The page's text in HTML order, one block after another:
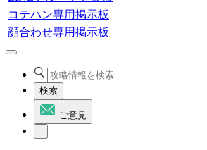
コテハン専用掲示板
顔合わせ専用掲示板
検索
ご意見